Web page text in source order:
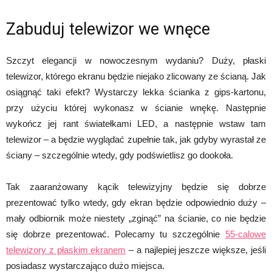
Zabuduj telewizor we wnęce
Szczyt elegancji w nowoczesnym wydaniu? Duży, płaski
telewizor, którego ekranu będzie niejako zlicowany ze ścianą. Jak
osiągnąć taki efekt? Wystarczy lekka ścianka z gips-kartonu,
przy użyciu której wykonasz w ścianie wnękę. Następnie
wykończ jej rant światełkami LED, a następnie wstaw tam
telewizor – a będzie wyglądać zupełnie tak, jak gdyby wyrastał ze
ściany – szczególnie wtedy, gdy podświetlisz go dookoła.
Tak zaaranżowany kącik telewizyjny będzie się dobrze
prezentować tylko wtedy, gdy ekran będzie odpowiednio duży –
mały odbiornik może niestety „zginąć” na ścianie, co nie będzie
się dobrze prezentować. Polecamy tu szczególnie 55-calowe
telewizory z płaskim ekranem – a najlepiej jeszcze większe, jeśli
posiadasz wystarczająco dużo miejsca.